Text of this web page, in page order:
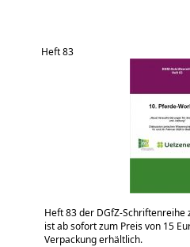
Heft 83
Heft 83 der DGfZ-Schriftenreihe
ist ab sofort zum Preis von 15
Verpackung erhältlich.